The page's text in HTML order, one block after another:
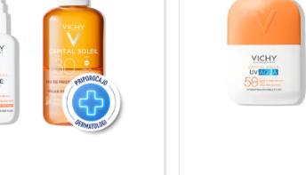
soncu predstavlja resno grožnjo za zdravje.
svetlobi. Izogibajte se stiku z očmi.
BENZOATE, DIISOPROPYL SEBACATE,